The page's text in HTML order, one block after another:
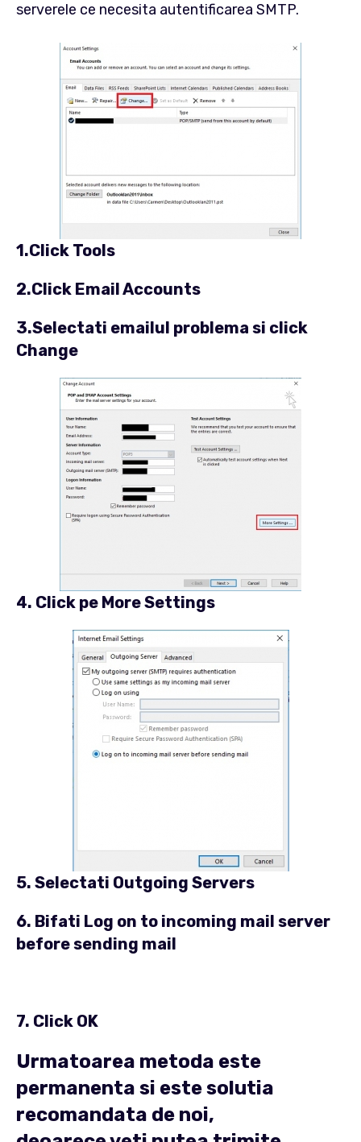
serverele ce necesita autentificarea SMTP.
1.Click Tools
2.Click Email Accounts
3.Selectati emailul problema si click
Change
4. Click pe More Settings
5. Selectati Outgoing Servers
6. Bifati Log on to incoming mail server
before sending mail
7. Click OK
Urmatoarea metoda este
permanenta si este solutia
recomandata de noi,